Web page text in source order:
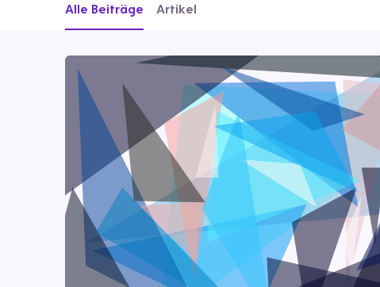
Alle Beiträge Artikel